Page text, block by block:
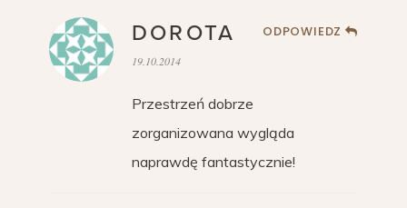
DOROTA ODPOWIEDZ
19.10.2014
Przestrzeń dobrze
zorganizowana wygląda
naprawdę fantastycznie!